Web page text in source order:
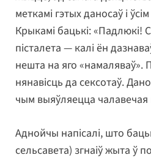
меткамі гэтых даносаў і
Крыкамі бацькі: «Падлюкі!
пісталета — калі ён
нешта на яго «намаляваў».
нянавісць да сексотаў.
чым выяўляецца
Аднойчы напісалі, што
сельсавета) згнаіў жыта ў